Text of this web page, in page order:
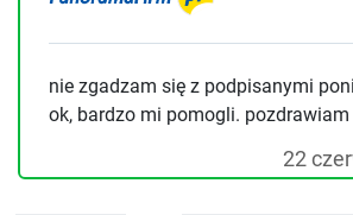
nie zgadzam się z podpisanymi
ok, bardzo mi pomogli. pozdrawiam
22